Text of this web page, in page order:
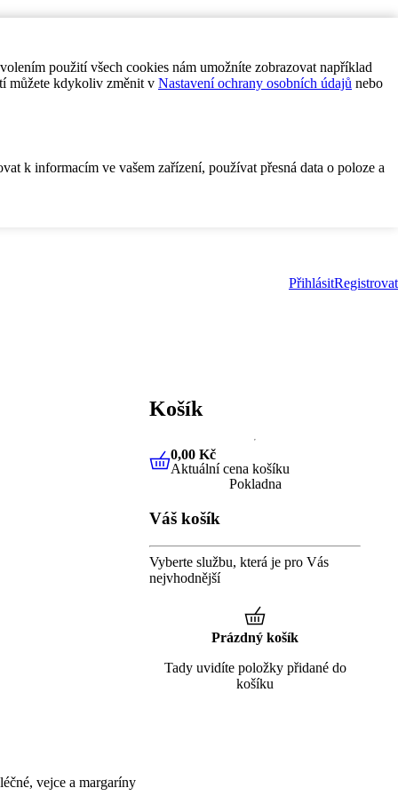
použití všech cookies nám umožníte zobrazovat například
můžete kdykoliv změnit v Nastavení ochrany osobních údajů nebo
k informacím ve vašem zařízení, používat přesná data o poloze a
PřihlásitRegistrovat
vejce a margaríny
Košík
0,00 KčAktuální cena košíku
0,00 Kč
Aktuální cena košíku
Pokladna
Váš košík
Vyberte službu, která je pro Vás
nejvhodnější
Prázdný košík
Tady uvidíte položky přidané do
košíku